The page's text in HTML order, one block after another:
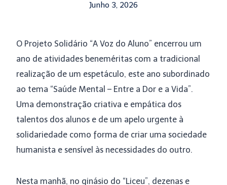
Junho 3, 2026
O Projeto Solidário “A Voz do Aluno” encerrou um
ano de atividades beneméritas com a tradicional
realização de um espetáculo, este ano subordinado
ao tema “Saúde Mental – Entre a Dor e a Vida”.
Uma demonstração criativa e empática dos
talentos dos alunos e de um apelo urgente à
solidariedade como forma de criar uma sociedade
humanista e sensível às necessidades do outro.
Nesta manhã, no ginásio do “Liceu”, dezenas e